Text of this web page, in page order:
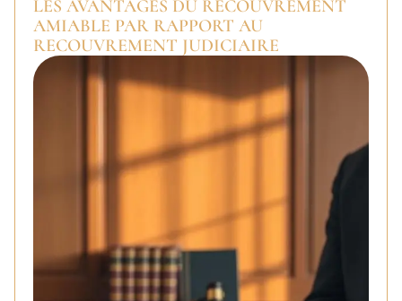
LES AVANTAGES DU RECOUVREMENT
AMIABLE PAR RAPPORT AU
RECOUVREMENT JUDICIAIRE